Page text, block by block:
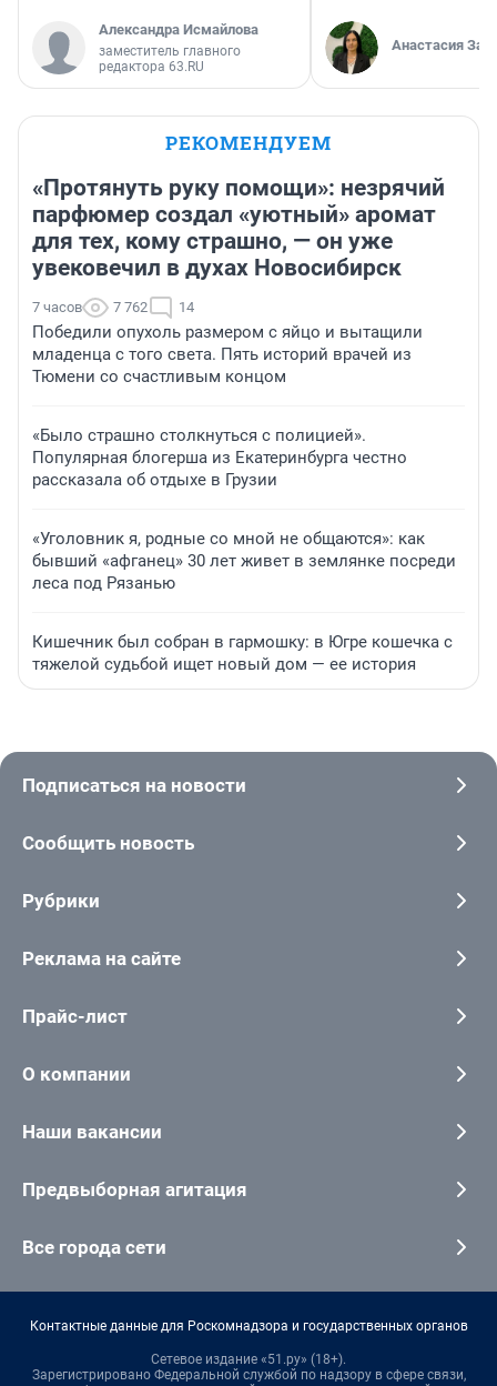
Александра Исмайлова
заместитель главного
редактора 63.RU
Анастасия
РЕКОМЕНДУЕМ
«Протянуть руку помощи»: незрячий
парфюмер создал «уютный» аромат
для тех, кому страшно, — он уже
увековечил в духах Новосибирск
7 часов 7 762 14
Победили опухоль размером с яйцо и вытащили
младенца с того света. Пять историй врачей из
Тюмени со счастливым концом
«Было страшно столкнуться с полицией».
Популярная блогерша из Екатеринбурга честно
рассказала об отдыхе в Грузии
«Уголовник я, родные со мной не общаются»: как
бывший «афганец» 30 лет живет в землянке посреди
леса под Рязанью
Кишечник был собран в гармошку: в Югре кошечка с
тяжелой судьбой ищет новый дом — ее история
Подписаться на новости
Сообщить новость
Рубрики
Реклама на сайте
Прайс-лист
О компании
Наши вакансии
Предвыборная агитация
Все города сети
Контактные данные для Роскомнадзора и государственных органов
Сетевое издание «51.ру» (18+).
Зарегистрировано Федеральной службой по надзору в сфере связи,